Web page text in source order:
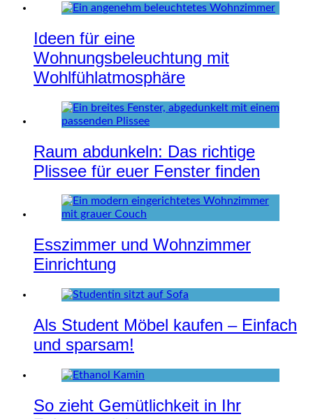
Ideen für eine
Wohnungsbeleuchtung mit
Wohlfühlatmosphäre
Raum abdunkeln: Das richtige
Plissee für euer Fenster finden
Esszimmer und Wohnzimmer
Einrichtung
Als Student Möbel kaufen – Einfach
und sparsam!
So zieht Gemütlichkeit in Ihr